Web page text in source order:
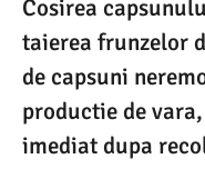
Cosirea
taierea frunzelor
de capsuni
productie de
imediat dupa